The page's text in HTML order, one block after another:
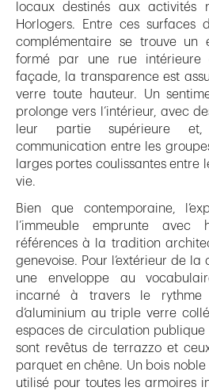
locaux destinés aux
Horlogers. Entre ces surfaces
complémentaire se trouve un
formé par une rue intérieure
façade, la transparence est
verre toute hauteur. Un
prolonge vers l’intérieur, avec
leur partie supérieure
communication entre les
larges portes coulissantes entre
vie.
Bien que contemporaine,
l’immeuble emprunte avec
références à la tradition
genevoise. Pour l’extérieur de
une enveloppe au
incarné à travers le rythme
d’aluminium au triple verre
espaces de circulation publique
sont revêtus de terrazzo et
parquet en chêne. Un bois
utilisé pour toutes les armoires